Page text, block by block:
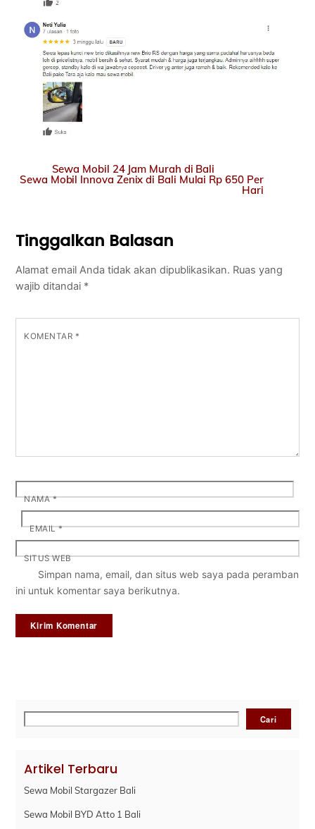
Sewa Mobil 24 Jam Murah di Bali
Sewa Mobil Innova Zenix di Bali Mulai Rp 650 Per
Hari
Tinggalkan Balasan
Alamat email Anda tidak akan dipublikasikan. Ruas yang
wajib ditandai *
KOMENTAR *
NAMA*
EMAIL*
SITUS WEB
Simpan nama, email, dan situs web saya pada peramban
ini untuk komentar saya berikutnya.
Cari Cari
Artikel Terbaru
Sewa Mobil Stargazer Bali
Sewa Mobil BYD Atto 1 Bali